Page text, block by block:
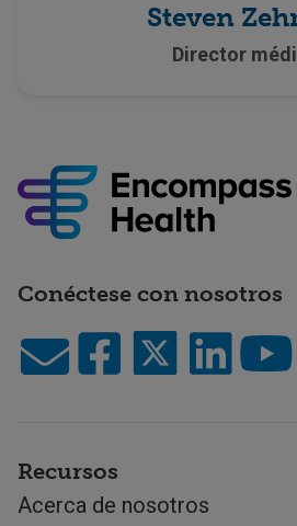
Steven
Director
Conéctese con nosotros
Recursos
Acerca de nosotros